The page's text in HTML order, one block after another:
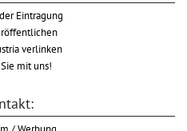
Eintragung
verlinken
mit uns!